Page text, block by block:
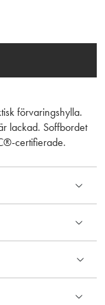
förvaringshylla.
lackad. Soffbordet
certifierade.